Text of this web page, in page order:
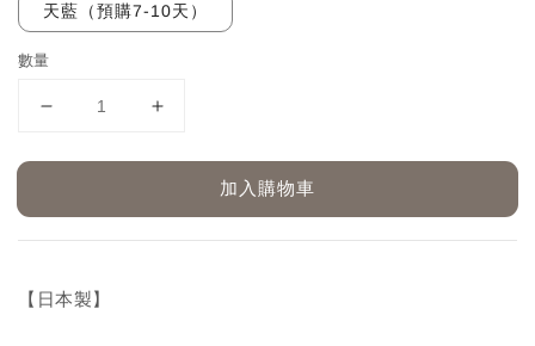
天藍（預購7-10天）
數量
加入購物車
【日本製】